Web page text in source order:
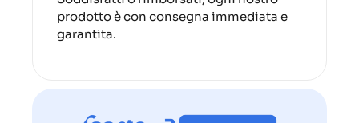
prodotto è con consegna immediata e
garantita.